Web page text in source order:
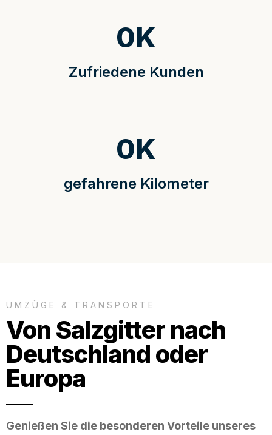
Zufriedene Kunden
0K
gefahrene Kilometer
0K
UMZÜGE & TRANSPORTE
Von Salzgitter nach
Deutschland oder
Europa
Genießen Sie die besonderen Vorteile unseres